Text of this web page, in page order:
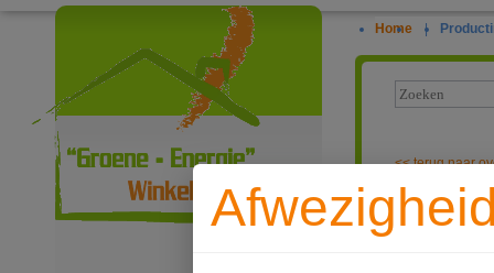
Home |
<<terug naar
Waterway